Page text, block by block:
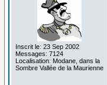
Inscrit le: 23 Sep 2002
Messages: 7124
Localisation: Modane, dans la
Sombre Vallée de la Maurienne